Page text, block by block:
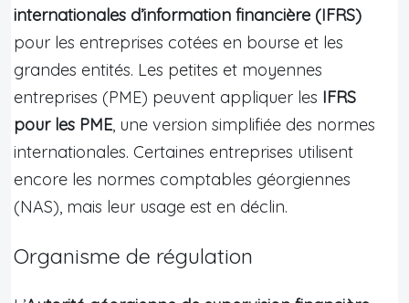
internationales d’information financière (IFRS)
pour les entreprises cotées en bourse et les
grandes entités. Les petites et moyennes
entreprises (PME) peuvent appliquer les IFRS
pour les PME, une version simplifiée des normes
internationales. Certaines entreprises utilisent
encore les normes comptables géorgiennes
(NAS), mais leur usage est en déclin.
Organisme de régulation